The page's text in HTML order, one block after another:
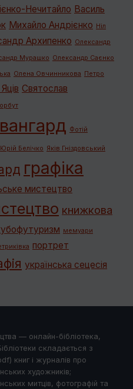
Нечитайло Василь
Михайло Андрієнко Ніл
Архипенко Олександр
Мурашко Олександр Саєнко
Олена Овчинникова Петро
Святослав
Фотій
Юрій Белічко Яків Гніздовський
графiка
мистецтво
книжкова
мемуари
портрет
українська сецесія
— онлайн-бібліотека,
складається з
книг і журналів про
художників;
митців, фотографій та